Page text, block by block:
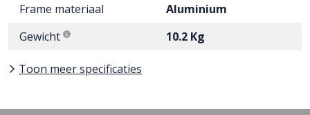
Frame materiaal
Aluminium
Gewicht
10.2 Kg
Toon meer specificaties